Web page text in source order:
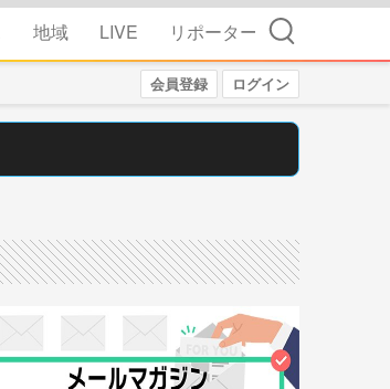
地域 LIVE リポーター 検索
会員登録 ログイン